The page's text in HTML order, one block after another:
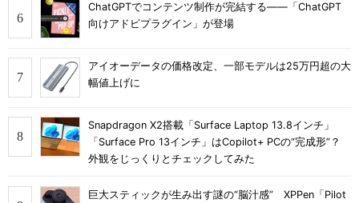
ChatGPTでコンテンツ制作が完結する――「ChatGPT
向けアドビプラグイン」が登場
アイオーデータの価格改定、一部モデルは25万円超の大
幅値上げに
Snapdragon X2搭載「Surface Laptop 13.8インチ」
「Surface Pro 13インチ」はCopilot+ PCの“完成形”？
外観をじっくりとチェックしてみた
巨大スティックが生み出す謎の“脳汁感” XPPen「Pilot